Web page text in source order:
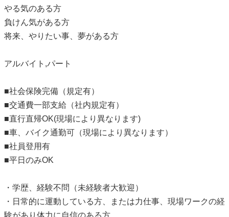
やる気のある方
負けん気がある方
将来、やりたい事、夢がある方
アルバイト,パート
■社会保険完備（規定有）
■交通費一部支給（社内規定有）
■直行直帰OK(現場により異なります)
■車、バイク通勤可（現場により異なります）
■社員登用有
■平日のみOK
・学歴、経験不問（未経験者大歓迎）
・日常的に運動している方、または力仕事、現場ワークの経